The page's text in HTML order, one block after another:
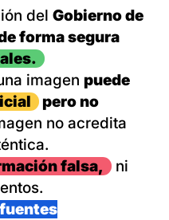
del Gobierno de
forma segura
imagen puede
pero no
no acredita
falsa,
ni
fuentes